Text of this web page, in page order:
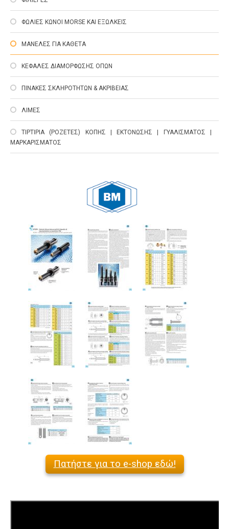
ΦΩΛΙΕΣ ΚΩΝΟΙ MORSE ΚΑΙ ΕΞΩΛΚΕΙΣ
ΜΑΝΕΛΕΣ ΓΙΑ ΚΑΘΕΤΑ
ΚΕΦΑΛΕΣ ΔΙΑΜΟΡΦΩΣΗΣ ΟΠΩΝ
ΠΙΝΑΚΕΣ ΣΚΛΗΡΟΤΗΤΩΝ & ΑΚΡΙΒΕΙΑΣ
ΛΙΜΕΣ
ΤΙΡΤΙΡΙΑ (ΡΟΖΕΤΕΣ) ΚΟΠΗΣ | ΕΚΤΟΝΩΣΗΣ | ΓΥΑΛΙΣΜΑΤΟΣ |
ΜΑΡΚΑΡΙΣΜΑΤΟΣ
Πατήστε για το e-shop εδώ!